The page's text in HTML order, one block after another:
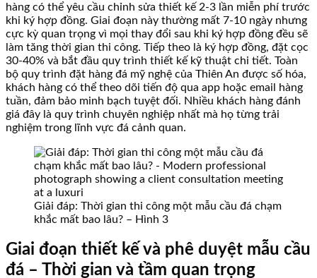
hàng có thể yêu cầu chỉnh sửa thiết kế 2-3 lần miễn phí trước
khi ký hợp đồng. Giai đoạn này thường mất 7-10 ngày nhưng
cực kỳ quan trọng vì mọi thay đổi sau khi ký hợp đồng đều sẽ
làm tăng thời gian thi công. Tiếp theo là ký hợp đồng, đặt cọc
30-40% và bắt đầu quy trình thiết kế kỹ thuật chi tiết. Toàn
bộ quy trình đặt hàng đá mỹ nghệ của Thiên An được số hóa,
khách hàng có thể theo dõi tiến độ qua app hoặc email hàng
tuần, đảm bảo minh bạch tuyệt đối. Nhiều khách hàng đánh
giá đây là quy trình chuyên nghiệp nhất mà họ từng trải
nghiệm trong lĩnh vực đá cảnh quan.
Giải đáp: Thời gian thi công một mẫu cầu đá chạm
khắc mất bao lâu? – Hình 3
Giai đoạn thiết kế và phê duyệt mẫu cầu
đá – Thời gian và tầm quan trọng